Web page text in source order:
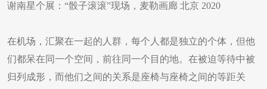
谢南星个展：“骰子滚滚”现场，麦勒画廊 北京 2020
在机场，汇聚在一起的人群，每个人都是独立的个体，但他
们都呆在同一个空间，前往同一个目的地。在被迫等待中被
归列成形，而他们之间的关系是座椅与座椅之间的等距关